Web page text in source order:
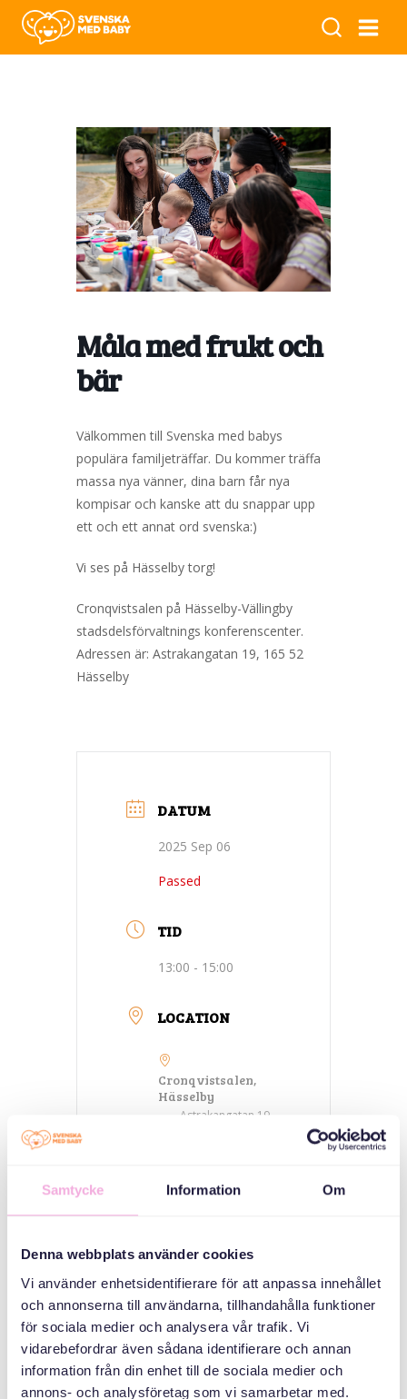
Samtycke Information Om
Denna webbplats använder cookies
Vi använder enhetsidentifierare för att anpassa innehållet
och annonserna till användarna, tillhandahålla funktioner
för sociala medier och analysera vår trafik. Vi
vidarebefordrar även sådana identifierare och annan
information från din enhet till de sociala medier och
annons- och analysföretag som vi samarbetar med.
Måla med frukt och
bär
Välkommen till Svenska med babys
populära familjeträffar. Du kommer träffa
massa nya vänner, dina barn får nya
kompisar och kanske att du snappar upp
ett och ett annat ord svenska:)
Vi ses på Hässelby torg!
Cronqvistsalen på Hässelby-Vällingby
stadsdelsförvaltnings konferenscenter.
Adressen är: Astrakangatan 19, 165 52
Hässelby
DATUM
2025 Sep 06
Passed
TID
13:00 - 15:00
LOCATION
Cronqvistsalen,
Hässelby
Astrakangatan 19,
CATEGORIES
ORGANIZER